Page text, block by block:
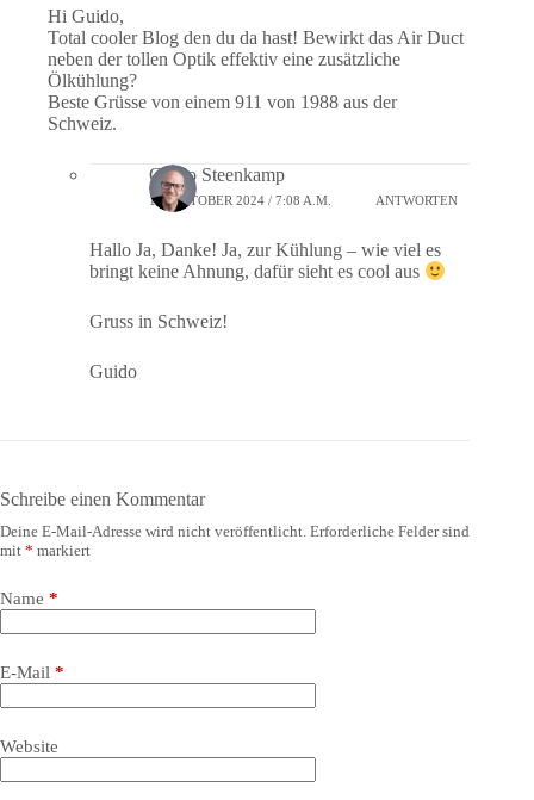
Hi Guido,
Total cooler Blog den du da hast! Bewirkt das Air Duct
neben der tollen Optik effektiv eine zusätzliche
Ölkühlung?
Beste Grüsse von einem 911 von 1988 aus der
Schweiz.
Guido Steenkamp
10. OKTOBER 2024 / 7:08 A.M. ANTWORTEN
Hallo Ja, Danke! Ja, zur Kühlung – wie viel es
bringt keine Ahnung, dafür sieht es cool aus
Gruss in Schweiz!
Guido
Schreibe einen Kommentar
Deine E-Mail-Adresse wird nicht veröffentlicht. Erforderliche Felder sind
mit * markiert
Name *
E-Mail *
Website